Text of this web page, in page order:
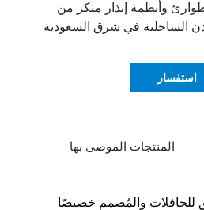
وأنظمة إنذار مبكر من
الساحلية في شرق السعودية
استفسار
المنتجات الموصى بها
للحافلات والمُصمم خصيصًا